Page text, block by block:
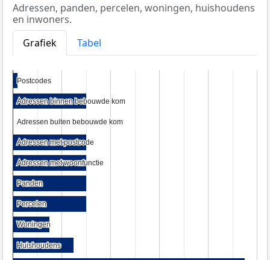
Adressen, panden, percelen, woningen, huishoudens
en inwoners.
Grafiek
Tabel
Postcodes
Postcodes
Adressen binnen bebouwde kom
Adressen binnen bebouwde kom
Adressen buiten bebouwde kom
Adressen buiten bebouwde kom
Adressen met postcode
Adressen met postcode
Adressen met woonfunctie
Adressen met woonfunctie
Panden
Panden
Percelen
Percelen
Woningen
Woningen
Huishoudens
Huishoudens